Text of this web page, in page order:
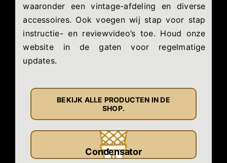
waaronder een vintage-afdeling en diverse
accessoires. Ook voegen wij stap voor stap
instructie- en reviewvideo’s toe. Houd onze
website in de gaten voor regelmatige
updates.
BEKIJK ALLE PRODUCTEN IN DE
SHOP.
Condensator